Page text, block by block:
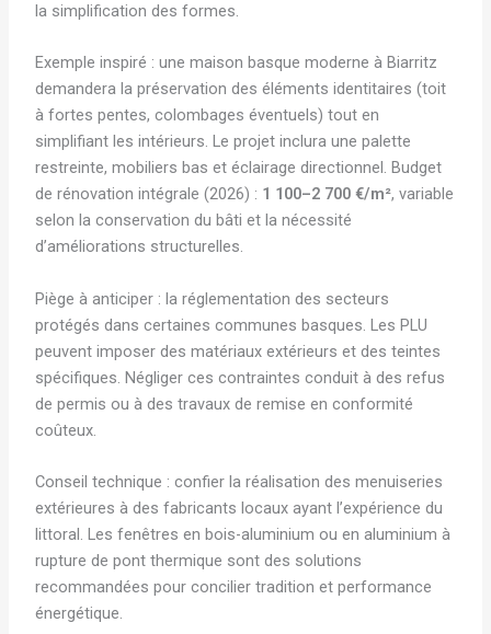
la simplification des formes.
Exemple inspiré : une maison basque moderne à Biarritz
demandera la préservation des éléments identitaires (toit
à fortes pentes, colombages éventuels) tout en
simplifiant les intérieurs. Le projet inclura une palette
restreinte, mobiliers bas et éclairage directionnel. Budget
de rénovation intégrale (2026) : 1 100–2 700 €/m², variable
selon la conservation du bâti et la nécessité
d’améliorations structurelles.
Piège à anticiper : la réglementation des secteurs
protégés dans certaines communes basques. Les PLU
peuvent imposer des matériaux extérieurs et des teintes
spécifiques. Négliger ces contraintes conduit à des refus
de permis ou à des travaux de remise en conformité
coûteux.
Conseil technique : confier la réalisation des menuiseries
extérieures à des fabricants locaux ayant l’expérience du
littoral. Les fenêtres en bois-aluminium ou en aluminium à
rupture de pont thermique sont des solutions
recommandées pour concilier tradition et performance
énergétique.